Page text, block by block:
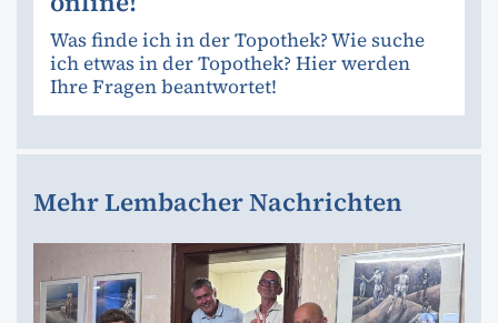
Was finde ich in der Topothek? Wie suche
ich etwas in der Topothek? Hier werden
Ihre Fragen beantwortet!
Mehr Lembacher Nachrichten